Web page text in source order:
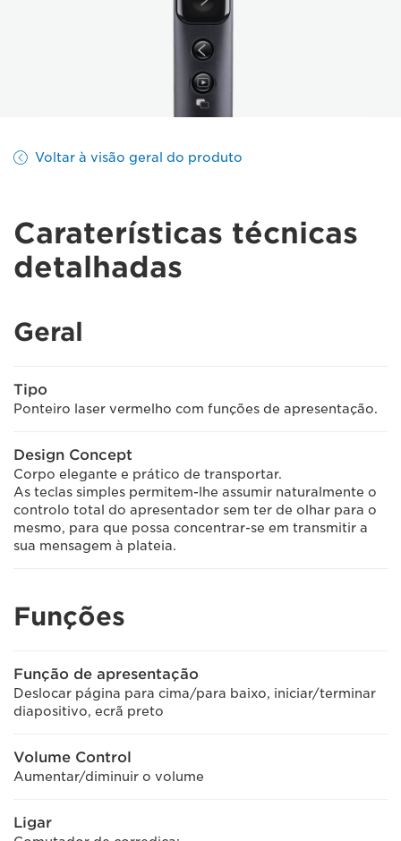
Voltar à visão geral do produto
Caraterísticas técnicas
detalhadas
Geral
Tipo
Ponteiro laser vermelho com funções de apresentação.
Design Concept
Corpo elegante e prático de transportar.
As teclas simples permitem-lhe assumir naturalmente o
controlo total do apresentador sem ter de olhar para o
mesmo, para que possa concentrar-se em transmitir a
sua mensagem à plateia.
Funções
Função de apresentação
Deslocar página para cima/para baixo, iniciar/terminar
diapositivo, ecrã preto
Volume Control
Aumentar/diminuir o volume
Ligar